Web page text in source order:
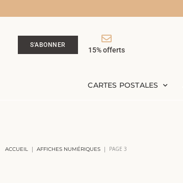
S'ABONNER
15% offerts
CARTES POSTALES
ACCUEIL | AFFICHES NUMÉRIQUES | PAGE 3